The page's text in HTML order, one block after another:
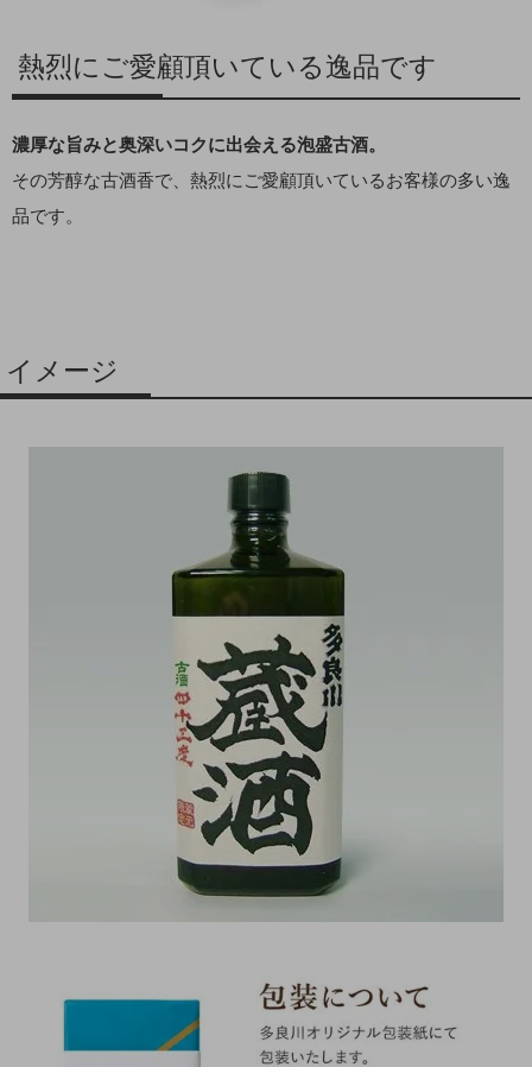
熱烈にご愛顧頂いている逸品です
濃厚な旨みと奥深いコクに出会える泡盛古酒。
その芳醇な古酒香で、熱烈にご愛顧頂いているお客様の多い逸
品です。
イメージ